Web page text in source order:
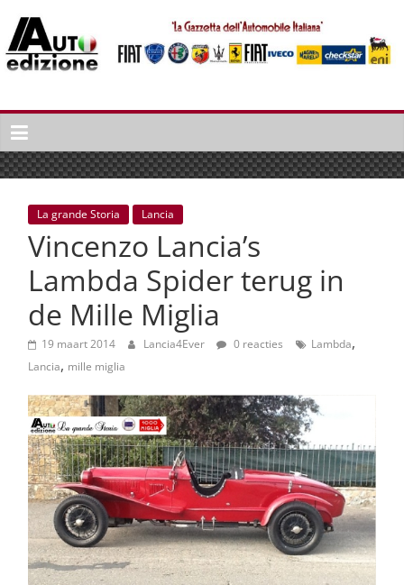
naar
inhoud
Auto
Edizione
La
Gazetta
dell'Automobile
Italiana
Italiaans
autonieuws
lifestyle
La grande Storia Lancia
Vincenzo Lancia’s
Lambda Spider terug in
de Mille Miglia
19 maart 2014 Lancia4Ever 0 reacties Lambda,
Lancia, mille miglia